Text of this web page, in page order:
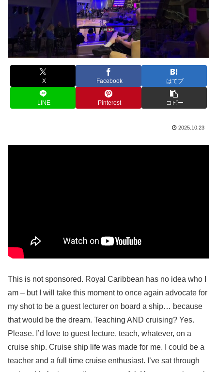
X Facebook はてブ
LINE Pinterest コピー
2025.10.23
This is not sponsored. Royal Caribbean has no idea who I
am – but I will take this moment to once again advocate for
my shot to be a guest lecturer on board a ship… because
that would be the dream. Teaching AND cruising? Yes.
Please. I’d love to guest lecture, teach, whatever, on a
cruise ship. Cruise ship life was made for me. I could be a
teacher and a full time cruise enthusiast. I’ve sat through